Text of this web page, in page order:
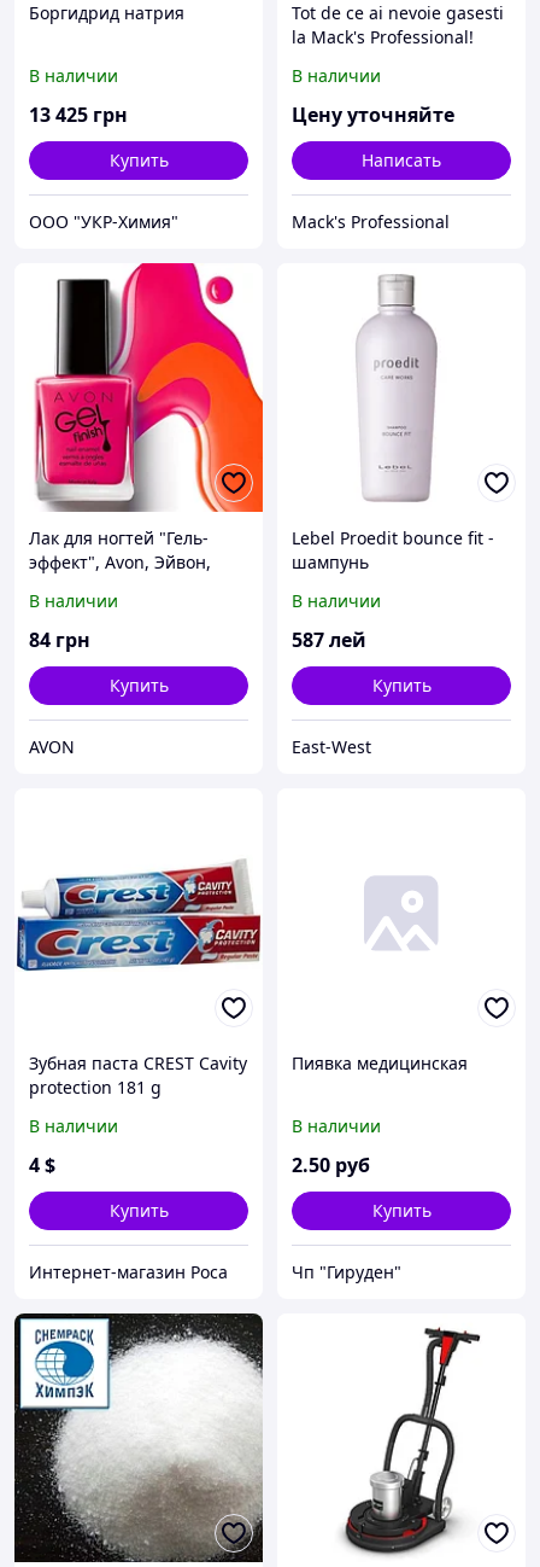
Боргидрид натрия
В наличии
13 425 грн
Купить
ООО "УКР-Химия"
Tot de ce ai nevoie gasesti
la Mack's Professional!
В наличии
Цену уточняйте
Написать
Mack's Professional
Лак для ногтей "Гель-
эффект", Avon, Эйвон,
В наличии
84 грн
Купить
AVON
Lebel Proedit bounce fit -
шампунь
сухих, ломких волос, 300
мл
В наличии
587лей
Купить
East-West
Зубная паста CREST Cavity
protection 181 g
В наличии
4$
Купить
Интернет-магазин Роса
Пиявка медицинская
В наличии
2.50 руб
Купить
Чп "Гируден"